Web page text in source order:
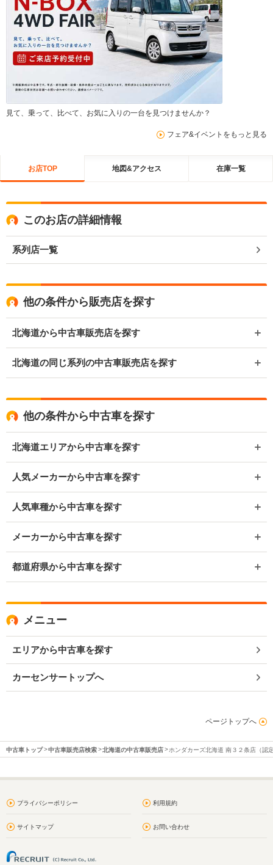
見て、乗って、比べて、お気に入りの一台を見つけませんか？
フェア&イベントをもっと見る
お店TOP 地図&アクセス 在庫一覧
このお店の詳細情報
系列店一覧
他の条件から販売店を探す
北海道から中古車販売店を探す
北海道の同じ系列の中古車販売店を探す
他の条件から中古車を探す
北海道エリアから中古車を探す
人気メーカーから中古車を探す
人気車種から中古車を探す
メーカーから中古車を探す
都道府県から中古車を探す
メニュー
エリアから中古車を探す
カーセンサートップへ
ページトップへ
中古車トップ 中古車販売店検索 北海道の中古車販売店 ホンダカーズ北海道 南３２条店（認
プライバシーポリシー 利用規約
サイトマップ お問い合わせ